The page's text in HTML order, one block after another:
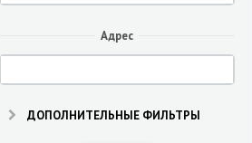
Адрес
ДОПОЛНИТЕЛЬНЫЕ ФИЛЬТРЫ